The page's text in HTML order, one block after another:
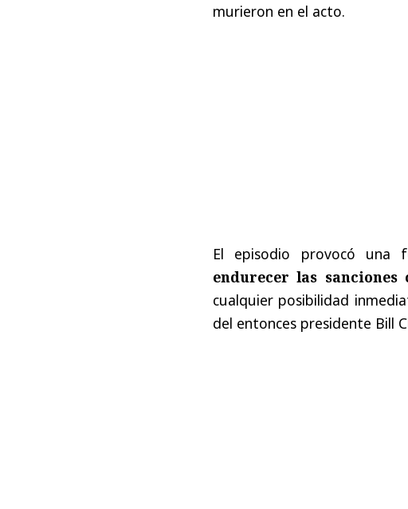
murieron en el acto.
El episodio provocó una
endurecer las
cualquier posibilidad
del entonces presidente Bill